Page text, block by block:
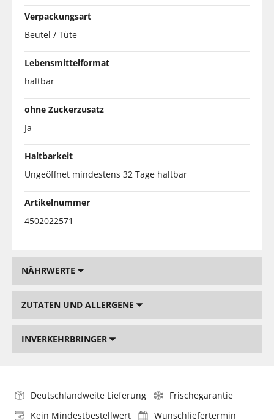
Verpackungsart
Beutel / Tüte
Lebensmittelformat
haltbar
ohne Zuckerzusatz
Ja
Haltbarkeit
Ungeöffnet mindestens 32 Tage haltbar
Artikelnummer
4502022571
NÄHRWERTE
ZUTATEN UND ALLERGENE
INVERKEHRBRINGER
Deutschlandweite Lieferung
Frischegarantie
Kein Mindestbestellwert
Wunschliefertermin